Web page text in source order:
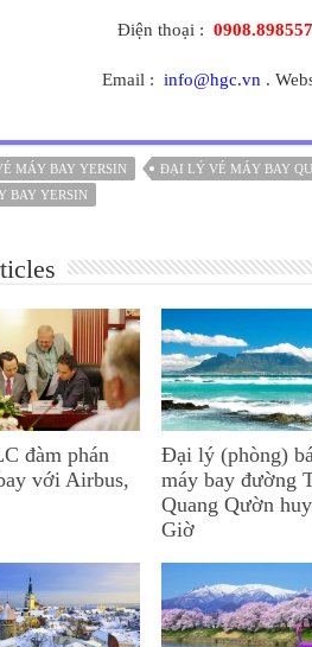
Điện thoại :
Email : info@hgc.vn .
MÁY BAY YERSIN ĐẠI LÝ VÉ MÁY BAY
BAY YERSIN
đàm phán
với Airbus,
Đại lý (phòng)
máy bay đường
Quang Qườn
Giờ